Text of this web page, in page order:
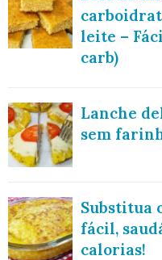
leite –
carb)
Lanche
sem
Substitua
fácil,
calorias!